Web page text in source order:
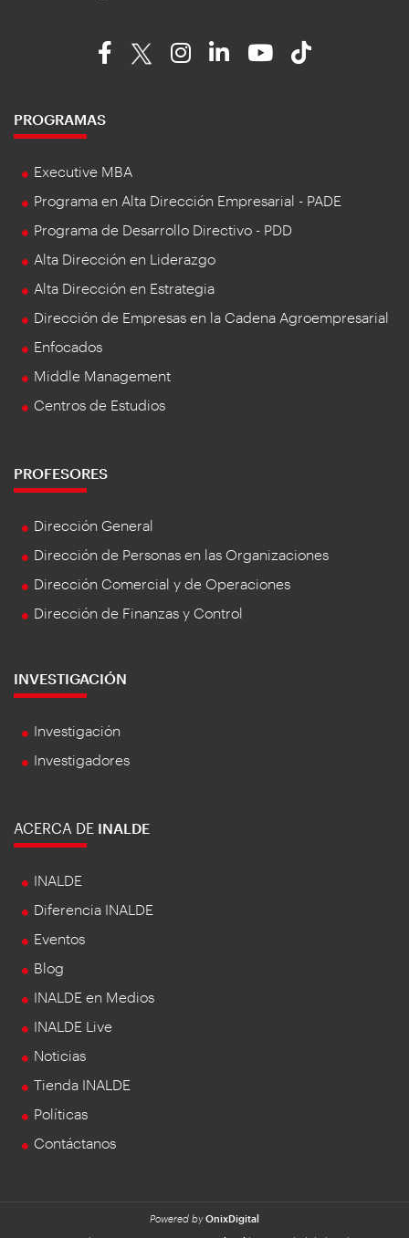
PROGRAMAS
Executive MBA
Programa en Alta Dirección Empresarial - PADE
Programa de Desarrollo Directivo - PDD
Alta Dirección en Liderazgo
Alta Dirección en Estrategia
Dirección de Empresas en la Cadena Agroempresarial
Enfocados
Middle Management
Centros de Estudios
PROFESORES
Dirección General
Dirección de Personas en las Organizaciones
Dirección Comercial y de Operaciones
Dirección de Finanzas y Control
INVESTIGACIÓN
Investigación
Investigadores
ACERCA DE INALDE
INALDE
Diferencia INALDE
Eventos
Blog
INALDE en Medios
INALDE Live
Noticias
Tienda INALDE
Políticas
Contáctanos
Powered by OnixDigital